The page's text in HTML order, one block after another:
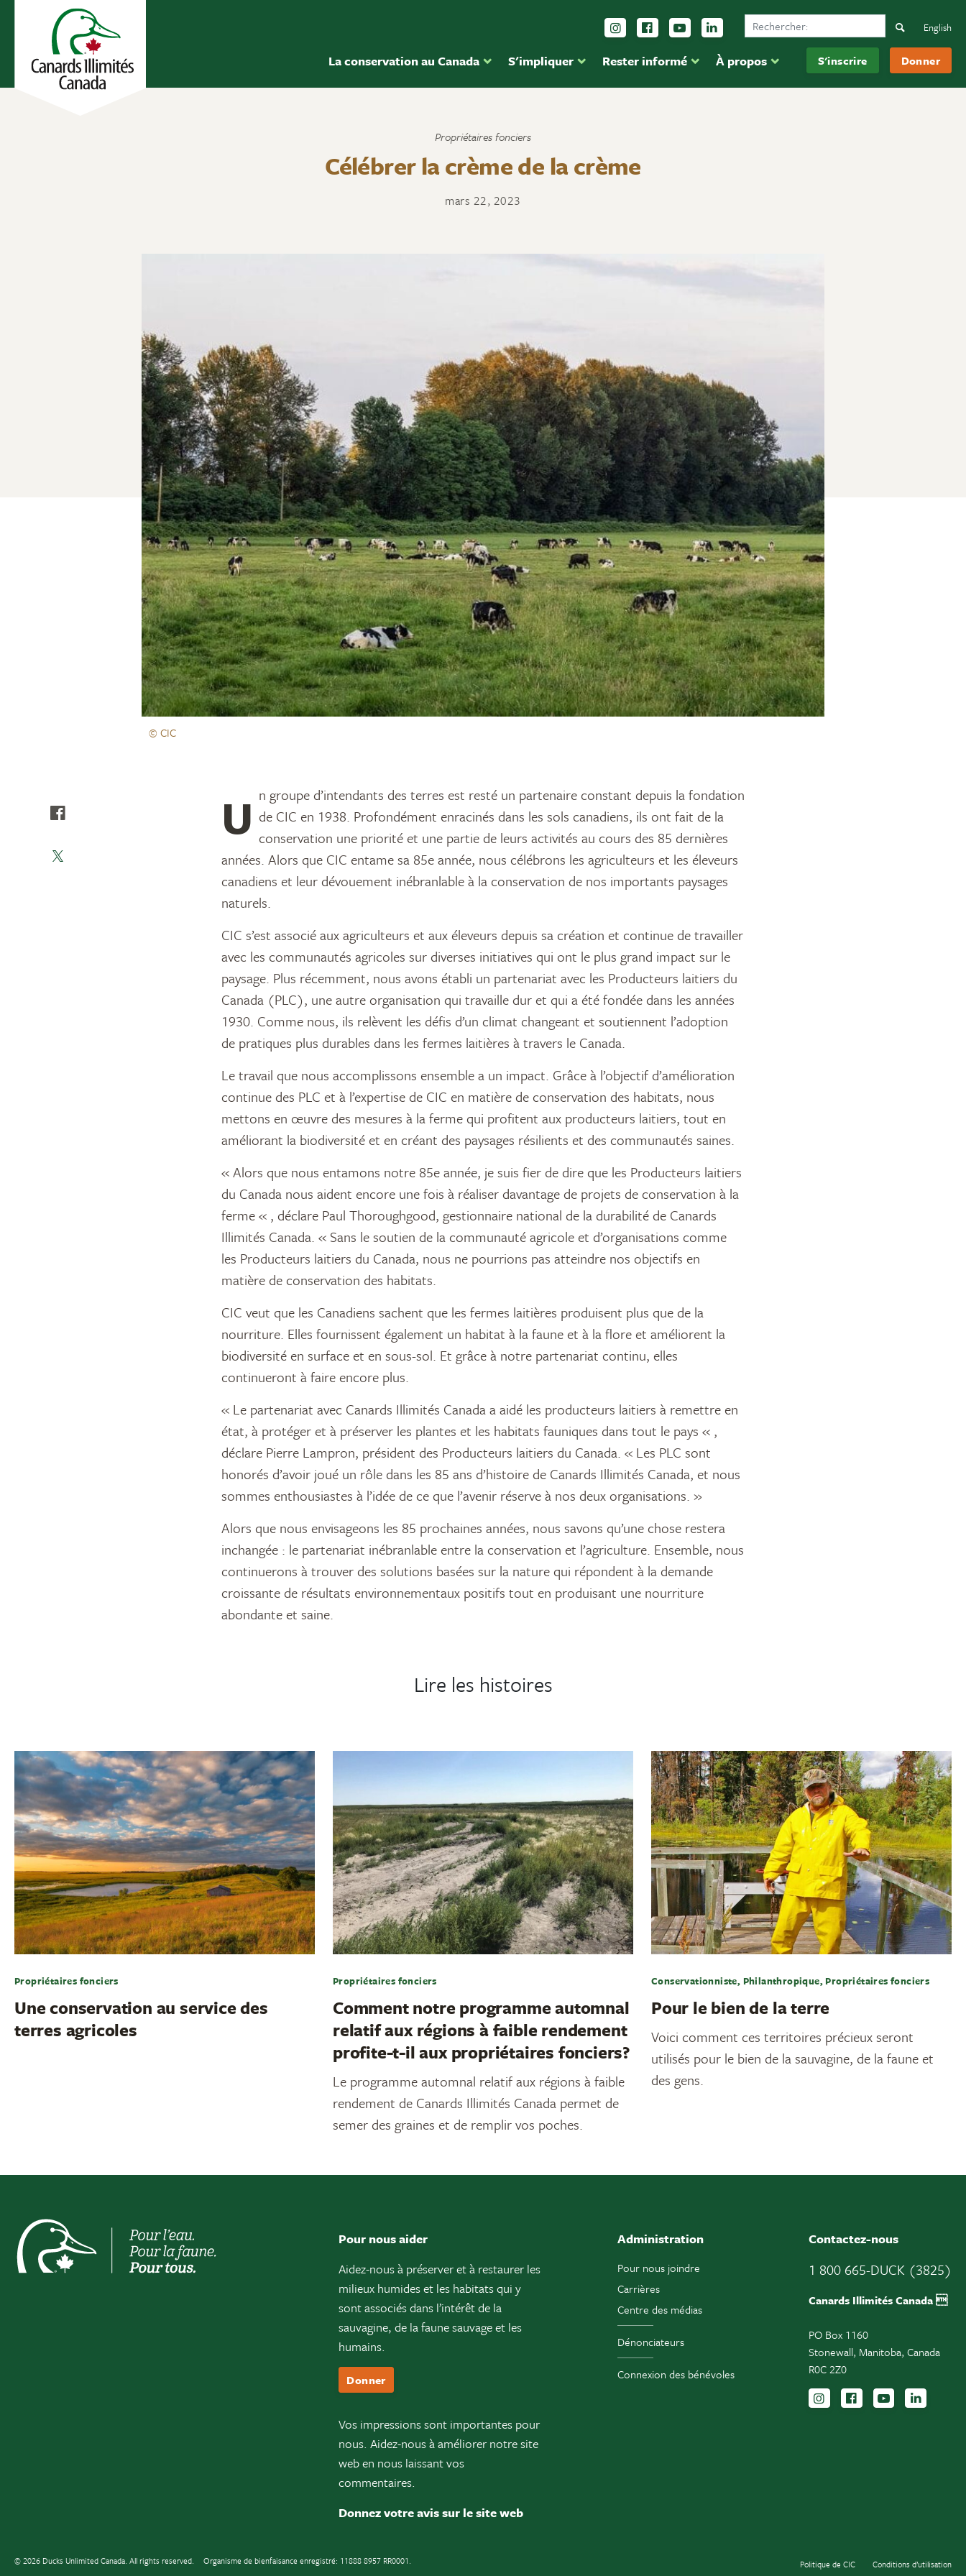
La conservation au Canada S'impliquer Rester informé À propos S'inscrire Donner
Suivez-nous sur Instagram
Suivez-nous sur Facebook
Inscrivez-vous sur YouTube
Suivez-nous sur LinkedIn
Search Ducks Unlimited CanadaSearch
English
Propriétaires fonciers
Célébrer la crème de la crème
mars 22, 2023
© CIC
Un groupe d’intendants des terres est resté un partenaire constant depuis la fondation de CIC en 1938. Profondément enracinés dans les sols canadiens, ils ont fait de la
conservation une priorité et une partie de leurs activités au cours des 85 dernières
années. Alors que CIC entame sa 85e année, nous célébrons les agriculteurs et les éleveurs
canadiens et leur dévouement inébranlable à la conservation de nos importants paysages
naturels.
CIC s’est associé aux agriculteurs et aux éleveurs depuis sa création et continue de travailler
avec les communautés agricoles sur diverses initiatives qui ont le plus grand impact sur le
paysage. Plus récemment, nous avons établi un partenariat avec les Producteurs laitiers du
Canada (PLC), une autre organisation qui travaille dur et qui a été fondée dans les années
1930. Comme nous, ils relèvent les défis d’un climat changeant et soutiennent l’adoption
de pratiques plus durables dans les fermes laitières à travers le Canada.
Le travail que nous accomplissons ensemble a un impact. Grâce à l’objectif d’amélioration
continue des PLC et à l’expertise de CIC en matière de conservation des habitats, nous
mettons en œuvre des mesures à la ferme qui profitent aux producteurs laitiers, tout en
améliorant la biodiversité et en créant des paysages résilients et des communautés saines.
« Alors que nous entamons notre 85e année, je suis fier de dire que les Producteurs laitiers
du Canada nous aident encore une fois à réaliser davantage de projets de conservation à la
ferme « , déclare Paul Thoroughgood, gestionnaire national de la durabilité de Canards
Illimités Canada. « Sans le soutien de la communauté agricole et d’organisations comme
les Producteurs laitiers du Canada, nous ne pourrions pas atteindre nos objectifs en
matière de conservation des habitats.
CIC veut que les Canadiens sachent que les fermes laitières produisent plus que de la
nourriture. Elles fournissent également un habitat à la faune et à la flore et améliorent la
biodiversité en surface et en sous-sol. Et grâce à notre partenariat continu, elles
continueront à faire encore plus.
« Le partenariat avec Canards Illimités Canada a aidé les producteurs laitiers à remettre en
état, à protéger et à préserver les plantes et les habitats fauniques dans tout le pays « ,
déclare Pierre Lampron, président des Producteurs laitiers du Canada. « Les PLC sont
honorés d’avoir joué un rôle dans les 85 ans d’histoire de Canards Illimités Canada, et nous
sommes enthousiastes à l’idée de ce que l’avenir réserve à nos deux organisations. »
Alors que nous envisageons les 85 prochaines années, nous savons qu’une chose restera
inchangée : le partenariat inébranlable entre la conservation et l’agriculture. Ensemble, nous
continuerons à trouver des solutions basées sur la nature qui répondent à la demande
croissante de résultats environnementaux positifs tout en produisant une nourriture
abondante et saine.
Lire les histoires
Propriétaires fonciers
Une conservation au service des
terres agricoles
Propriétaires fonciers
Comment notre programme automnal
relatif aux régions à faible rendement
profite-t-il aux propriétaires fonciers?
Le programme automnal relatif aux régions à faible
rendement de Canards Illimités Canada permet de
semer des graines et de remplir vos poches.
Conservationniste, Philanthropique, Propriétaires fonciers
Pour le bien de la terre
Voici comment ces territoires précieux seront
utilisés pour le bien de la sauvagine, de la faune et
des gens.
Pour nous aider
Aidez-nous à préserver et à restaurer les
milieux humides et les habitats qui y
sont associés dans l’intérêt de la
sauvagine, de la faune sauvage et les
humains.
Donner
Vos impressions sont importantes pour
nous. Aidez-nous à améliorer notre site
web en nous laissant vos
commentaires.
Donnez votre avis sur le site web
Administration
Pour nous joindre
Carrières
Centre des médias
Dénonciateurs
Connexion des bénévoles
Contactez-nous
1 800 665-DUCK (3825)
Canards Illimités Canada 
PO Box 1160
Stonewall, Manitoba, Canada
R0C 2Z0
Suivez-nous sur
Suivez-nous sur
Inscrivez-
© 2026 Ducks Unlimited Canada. All rights reserved. Organisme de bienfaisance enregistré: 11888 8957 RR0001. Politique de CIC Conditions d’utilisation